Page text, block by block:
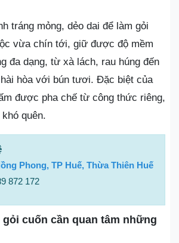
tráng mỏng, dẻo dai để làm gỏi
vừa chín tới, giữ được độ mềm
đa dạng, từ xà lách, rau húng đến
hòa với bún tươi. Đặc biệt của
được pha chế từ công thức riêng,
quên.
Phong, TP Huế, Thừa Thiên Huế
872 172
cuốn cần quan tâm những